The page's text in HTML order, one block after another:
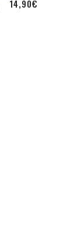
14,90€